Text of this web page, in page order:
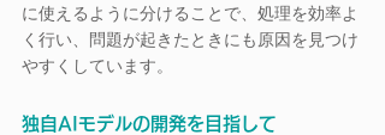
に使えるように分けることで、処理を効率よ
く行い、問題が起きたときにも原因を見つけ
やすくしています。
独自AIモデルの開発を目指して